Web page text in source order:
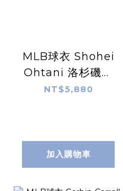
MLB球衣 Shohei
Ohtani 洛杉磯道
奇 金字 冠軍紀念
轉印 全新
NT$5,880
加入購物車